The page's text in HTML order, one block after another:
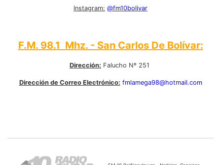
Instagram: @fm10bolivar
F.M. 98.1 Mhz. - San Carlos De Bolívar:
Dirección: Falucho Nº 251
Dirección de Correo Electrónico: fmlamega98@hotmail.com